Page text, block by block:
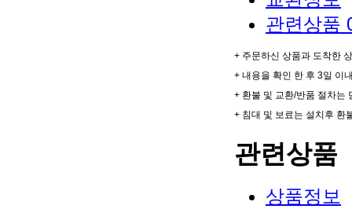
관련상품
+ 주문하신 상품과 도착한
+ 내용을 확인 한 후 3일 이
+ 환불 및 교환/반품 절차는
+ 침대 및 보료는 설치후 환
관련상품
상품정보